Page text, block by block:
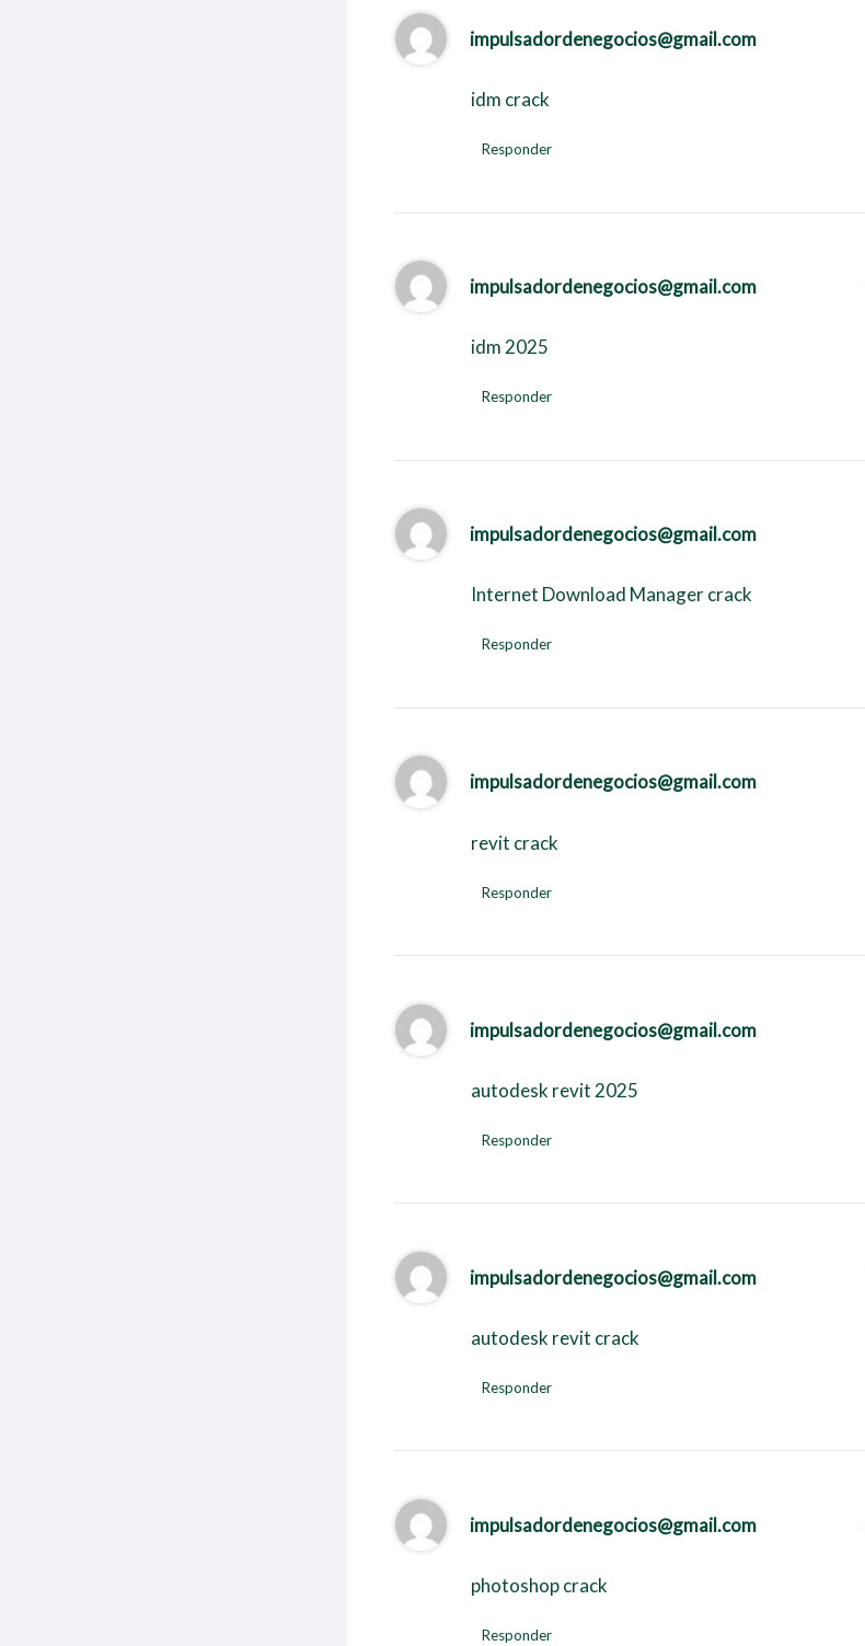
impulsadordenegocios@gmail.com
idm crack
Responder
impulsadordenegocios@gmail.com
idm 2025
Responder
impulsadordenegocios@gmail.com
Internet Download Manager crack
Responder
impulsadordenegocios@gmail.com
revit crack
Responder
impulsadordenegocios@gmail.com
autodesk revit 2025
Responder
impulsadordenegocios@gmail.com
autodesk revit crack
Responder
impulsadordenegocios@gmail.com
photoshop crack
Responder